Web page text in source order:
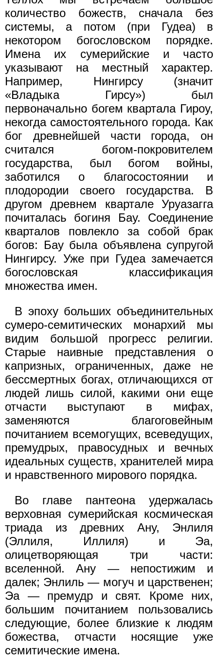
количество божеств, сначала без
системы, а потом (при Гудеа) в
некотором богословском порядке.
Имена их сумерийские и часто
указывают на местный характер.
Например, Нингирсу (значит
«Владыка Гирсу») был
первоначально богем квартала Гироу,
некогда самостоятельного города. Как
бог древнейшей части города, он
считался богом-покровителем
государства, был богом войны,
заботился о благосостоянии и
плодородии своего государства. В
другом древнем квартале Уруазагга
почиталась богиня Бау. Соединение
кварталов повлекло за собой брак
богов: Бау была объявлена супругой
Нингирсу. Уже при Гудеа замечается
богословская классификация
множества имен.
В эпоху больших объединительных
сумеро-семитических монархий мы
видим большой прогресс религии.
Старые наивные представления о
капризных, ограниченных, даже не
бессмертных богах, отличающихся от
людей лишь силой, какими они еще
отчасти выступают в мифах,
заменяются благоговейным
почитанием всемогущих, всеведущих,
премудрых, правосудных и вечных
идеальных существ, хранителей мира
и нравственного мирового порядка.
Во главе пантеона удержалась
верховная сумерийская космическая
триада из древних Ану, Энлиля
(Эллиля, Иллиля) и Эа,
олицетворяющая три части:
вселенной. Ану — непостижим и
далек; Энлиль — могуч и царственен;
Эа — премудр и свят. Кроме них,
большим почитанием пользовались
следующие, более близкие к людям
божества, отчасти носящие уже
семитические имена.